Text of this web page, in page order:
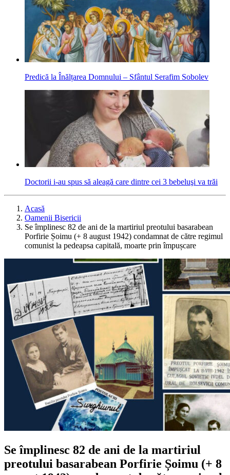
Predică la Înălțarea Domnului – Sfântul Serafim Sobolev
Doctorii i-au spus să aleagă care dintre cei 3 bebeluşi va trăi
Acasă
Oamenii Bisericii
Se împlinesc 82 de ani de la martiriul preotului basarabean
Porfirie Șoimu (+ 8 august 1942) condamnat de către regimul
comunist la pedeapsa capitală, moarte prin împușcare
Se împlinesc 82 de ani de la martiriul
preotului basarabean Porfirie Șoimu (+ 8